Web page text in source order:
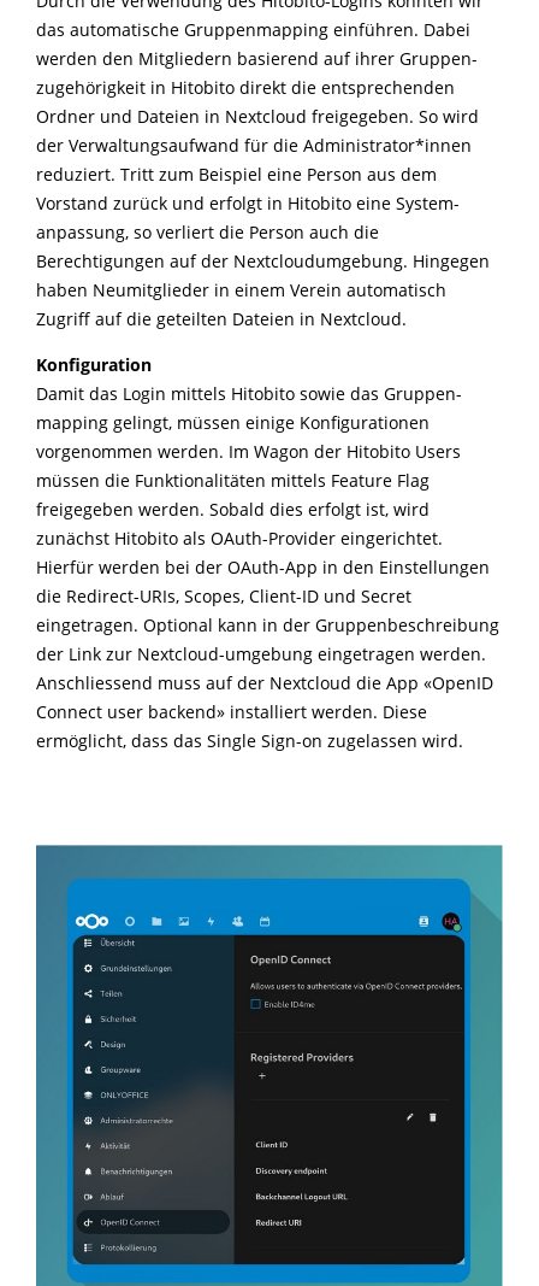
das automatische Gruppenmapping einführen. Dabei
werden den Mitgliedern basierend auf ihrer Gruppen-
zugehörigkeit in Hitobito direkt die entsprechenden
Ordner und Dateien in Nextcloud freigegeben. So wird
der Verwaltungsaufwand für die Administrator*innen
reduziert. Tritt zum Beispiel eine Person aus dem
Vorstand zurück und erfolgt in Hitobito eine System-
anpassung, so verliert die Person auch die
Berechtigungen auf der Nextcloudumgebung. Hingegen
haben Neumitglieder in einem Verein automatisch
Zugriff auf die geteilten Dateien in Nextcloud.
Konfiguration
Damit das Login mittels Hitobito sowie das Gruppen-
mapping gelingt, müssen einige Konfigurationen
vorgenommen werden. Im Wagon der Hitobito Users
müssen die Funktionalitäten mittels Feature Flag
freigegeben werden. Sobald dies erfolgt ist, wird
zunächst Hitobito als OAuth-Provider eingerichtet.
Hierfür werden bei der OAuth-App in den Einstellungen
die Redirect-URIs, Scopes, Client-ID und Secret
eingetragen. Optional kann in der Gruppenbeschreibung
der Link zur Nextcloud-umgebung eingetragen werden.
Anschliessend muss auf der Nextcloud die App «OpenID
Connect user backend» installiert werden. Diese
ermöglicht, dass das Single Sign-on zugelassen wird.